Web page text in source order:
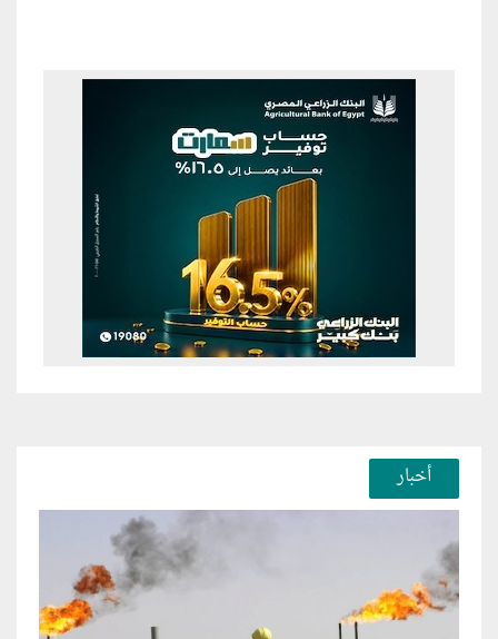
أخبار